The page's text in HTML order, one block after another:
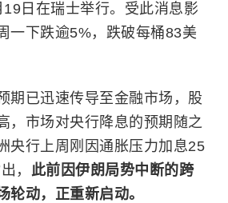
日在瑞士举行。受此消息影
一下跌逾5%，跌破每桶83美
期已迅速传导至金融市场，股
，市场对央行降息的预期随之
行上周刚因通胀压力加息25
， 此前因伊朗局势中断的跨
轮动，正重新启动。